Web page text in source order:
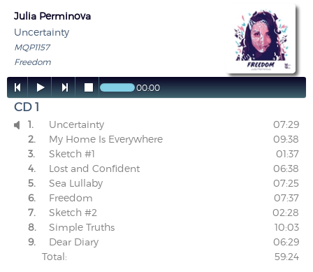
Julia Perminova
Uncertainty
MQP1157
Freedom
    00:00
CD 1
 1. Uncertainty
07:29
2.
My Home Is Everywhere
09:38
3.
Sketch #1
01:37
4.
Lost and Confident
06:38
5.
Sea Lullaby
07:25
6.
Freedom
07:37
7.
Sketch #2
02:28
8.
Simple Truths
10:03
9.
Dear Diary
06:29
Total:
59:24